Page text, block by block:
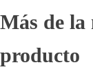
Más de la
producto